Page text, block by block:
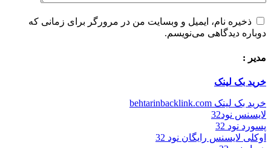
ذخیره نام، ایمیل و وبسایت من در مرورگر برای زمانی که
دوباره دیدگاهی می‌نویسم.
مدیر :
خرید بک لینک
خرید بک لینک behtarinbacklink.com
لایسنس نود32
پسورد نود 32
اوکلی لایسنس رایگان نود 32